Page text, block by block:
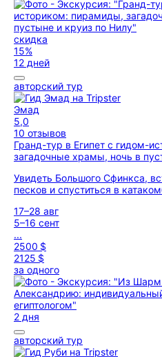
скидка
15%
12 дней
авторский тур
Эмад
5,0
10 отзывов
Гранд-тур в Египет с гидом-
загадочные храмы, ночь в
Увидеть Большого Сфинкса,
песков и спуститься в
17–28 авг
5–16 сент
...
2500 $
2125 $
за одного
2 дня
авторский тур